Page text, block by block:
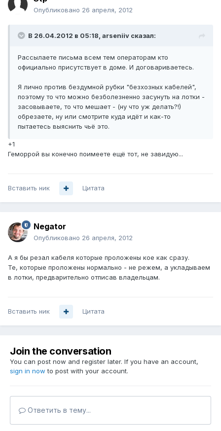
Опубликовано 26 апреля, 2012
В 26.04.2012 в 05:18, arseniiv сказал:
Рассылаете письма всем тем операторам кто
официально присутствует в доме. И договариваетесь.
Я лично против бездумной рубки "безхозных кабелей",
поэтому то что можно безболезненно засунуть на лотки -
засовываете, то что мешает - (ну что уж делать?!)
обрезаете, ну или смотрите куда идёт и как-то
пытаетесь выяснить чьё это.
+1
Геморрой вы конечно поимеете ещё тот, не завидую...
Вставить ник Цитата
Negator
Опубликовано 26 апреля, 2012
А я бы резал кабеля которые проложены кое как сразу.
Те, которые проложены нормально - не режем, а укладываем
в лотки, предварительно отписав владельцам.
Вставить ник Цитата
Join the conversation
You can post now and register later. If you have an account,
sign in now to post with your account.
Ответить в тему...